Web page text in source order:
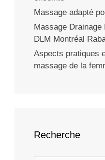
Massage adapté
Massage Drainage
DLM Montréal
Aspects pratiques
massage de la
Recherche